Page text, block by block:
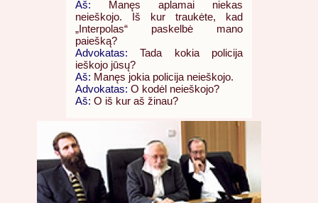
Aš: Manęs aplamai niekas
neieškojo. Iš kur traukėte, kad
„Interpolas“ paskelbė mano
paiešką?
Advokatas: Tada kokia policija
ieškojo jūsų?
Aš: Manęs jokia policija neieškojo.
Advokatas: O kodėl neieškojo?
Aš: O iš kur aš žinau?